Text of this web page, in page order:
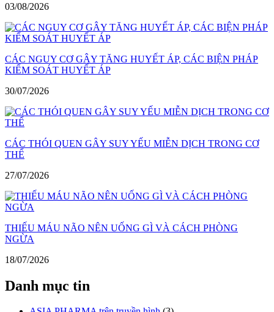
03/08/2026
CÁC NGUY CƠ GÂY TĂNG HUYẾT ÁP, CÁC BIỆN PHÁP
KIỂM SOÁT HUYẾT ÁP
30/07/2026
CÁC THÓI QUEN GÂY SUY YẾU MIỄN DỊCH TRONG CƠ
THỂ
27/07/2026
THIẾU MÁU NÃO NÊN UỐNG GÌ VÀ CÁCH PHÒNG
NGỪA
18/07/2026
Danh mục tin